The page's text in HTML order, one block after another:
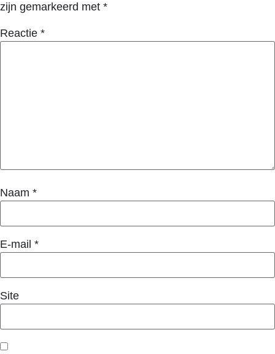
zijn gemarkeerd met *
Reactie *
Naam *
E-mail *
Site